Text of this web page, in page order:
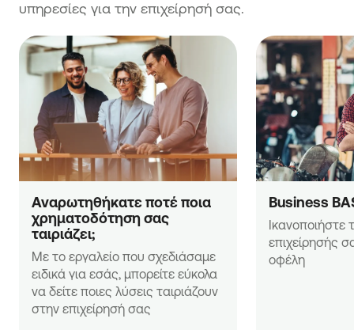
περισσότερων εξ αυτών ή η ελλιπής ή ανύπαρκτη
τεκμηρίωση για την ικανοποίησή τους, αποτελούν
συνθήκες αποκλεισμού του επενδυτικού σχεδίου
και συνεπώς λόγο που συνιστά αδυναμία υποβολής
της αίτησης ή/και απόρριψης αυτής.
υπηρεσίες για την επιχείρησή σας.
Αναρωτηθήκατε ποτέ ποια
χρηματοδότηση σας
ταιριάζει;
Με το εργαλείο που σχεδιάσαμε
ειδικά για εσάς, μπορείτε εύκολα
να δείτε ποιες λύσεις ταιριάζουν
στην επιχείρησή σας
Business
Ικανοποιήστε
επιχείρησής
οφέλη